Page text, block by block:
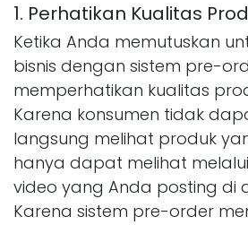
1. Perhatikan Kualitas
Ketika Anda memutuskan
bisnis dengan sistem pre-
memperhatikan kualitas
Karena konsumen tidak
langsung melihat produk
hanya dapat melihat
video yang Anda posting di
Karena sistem pre-order